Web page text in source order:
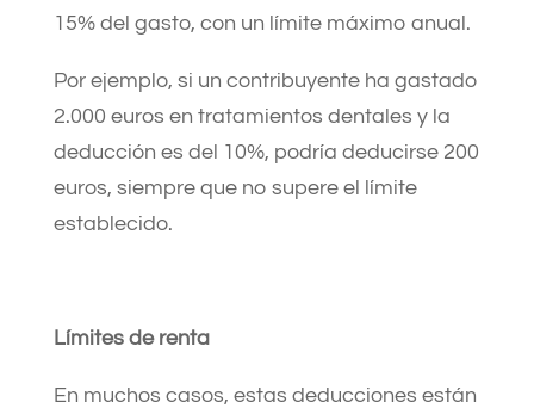
15% del gasto, con un límite máximo anual.
Por ejemplo, si un contribuyente ha gastado
2.000 euros en tratamientos dentales y la
deducción es del 10%, podría deducirse 200
euros, siempre que no supere el límite
establecido.
Límites de renta
En muchos casos, estas deducciones están